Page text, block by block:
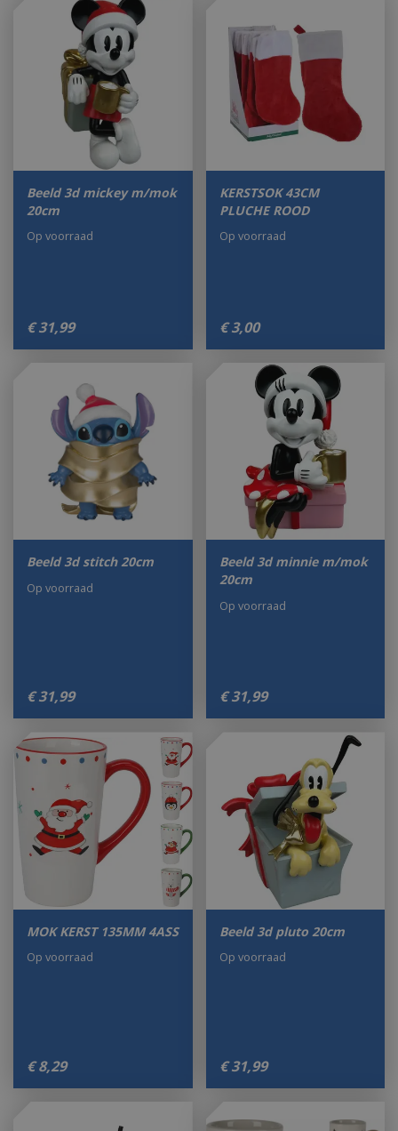
Beeld 3d mickey m/mok
20cm
€ 31,99
Op voorraad
KERSTSOK 43CM
PLUCHE ROOD
€ 3,00
Op voorraad
Beeld 3d stitch 20cm
€ 31,99
Op voorraad
Beeld 3d minnie m/mok
20cm
€ 31,99
Op voorraad
MOK KERST 135MM 4ASS
€ 8,29
Op voorraad
Beeld 3d pluto 20cm
€ 31,99
Op voorraad